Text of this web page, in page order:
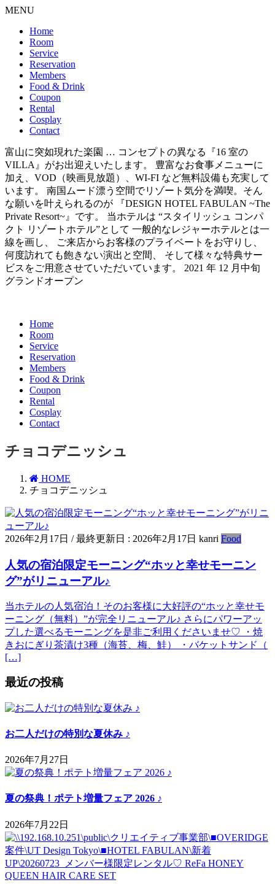
MENU
Home
Room
Service
Reservation
Members
Food & Drink
Coupon
Rental
Cosplay
Contact
富山に突如現れた楽園 … コンセプトの異なる『16 室の
VILLA』がお出迎えいたします。 豊富なお食事メニューに
加え、VOD（映画見放題）、WI-FI など無料設備も充実して
います。 南国ムード漂う空間でリゾート気分を満喫。そん
な願いを叶えられるのが 『DESIGN HOTEL FABULAN ~The
Private Resort~』です。 当ホテルは “スタイリッシュ コンパ
クト リゾートホテル”として 一般的なレジャーホテルとは一
線を画し、 ご来店からお客様のプライベートをお守りし、
何度訪れても飽きない演出と空間、 そして様々な特典サー
ビスをご用意させていただいています。 2021 年 12 月中旬
グランドオープン
Home
Room
Service
Reservation
Members
Food & Drink
Coupon
Rental
Cosplay
Contact
チョコデニッシュ
HOME
チョコデニッシュ
2026年2月17日 / 最終更新日 : 2026年2月17日 kanri Food
人気の宿泊限定モーニング“ホッと幸せモーニン
グ”がリニューアル♪
当ホテルの人気宿泊！そのお客様に大好評の“ホッと幸せモ
ーニング（無料）”が完全リニューアル♪ さらにパワーアッ
プした選べるモーニングを是非ご利用くださいませ♡ ・焼
きおにぎり茶漬け3種（海苔、梅、鮭） ・バケットサンド（
[…]
最近の投稿
お二人だけの特別な夏休み ♪
2026年7月27日
夏の祭典！ポテト増量フェア 2026 ♪
2026年7月22日